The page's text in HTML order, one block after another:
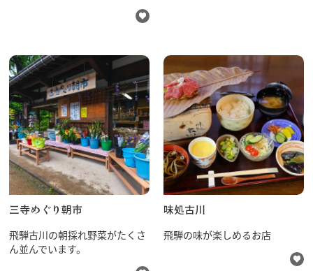
三寺めぐり朝市
飛騨古川の朝採れ野菜がたくさ
ん並んでいます。
味処古川
飛騨の味が楽しめるお店